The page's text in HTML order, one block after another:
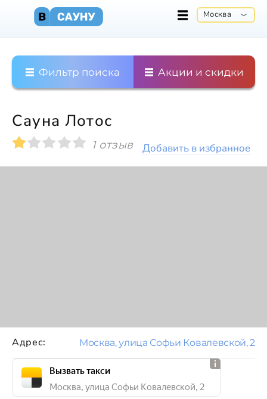
Москва
Фильтр поиска Акции и скидки
Сауна Лотос
1 отзыв Добавить в избранное
Адрес: Москва, улица Софьи Ковалевской, 2
Вызвать такси
Москва, улица Софьи Ковалевской, 2